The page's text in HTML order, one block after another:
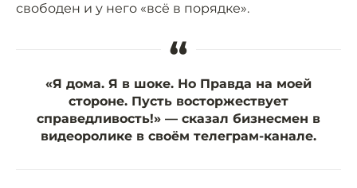
свободен и у него «всё в порядке».
“
«Я дома. Я в шоке. Но Правда на моей
стороне. Пусть восторжествует
справедливость!» — сказал бизнесмен в
видеоролике в своём телеграм-канале.